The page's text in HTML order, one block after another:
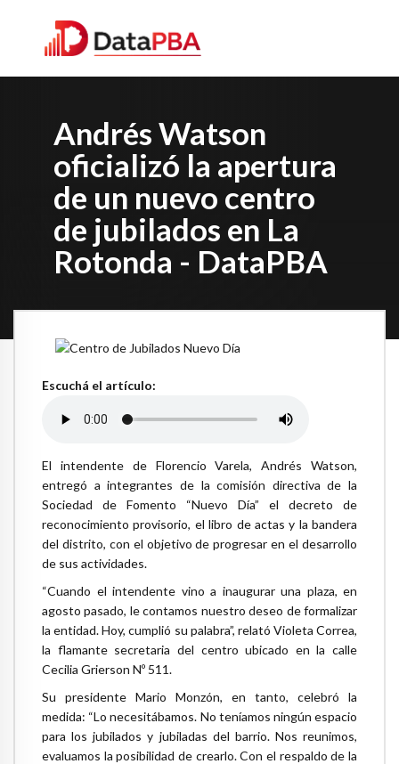
Andrés Watson
oficializó la apertura
de un nuevo centro
de jubilados en La
Rotonda - DataPBA
Escuchá el artículo:
El intendente de Florencio Varela, Andrés Watson,
entregó a integrantes de la comisión directiva de la
Sociedad de Fomento “Nuevo Día” el decreto de
reconocimiento provisorio, el libro de actas y la bandera
del distrito, con el objetivo de progresar en el desarrollo
de sus actividades.
“Cuando el intendente vino a inaugurar una plaza, en
agosto pasado, le contamos nuestro deseo de formalizar
la entidad. Hoy, cumplió su palabra”, relató Violeta Correa,
la flamante secretaria del centro ubicado en la calle
Cecilia Grierson Nº 511.
Su presidente Mario Monzón, en tanto, celebró la
medida: “Lo necesitábamos. No teníamos ningún espacio
para los jubilados y jubiladas del barrio. Nos reunimos,
evaluamos la posibilidad de crearlo. Con el respaldo de la